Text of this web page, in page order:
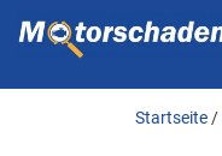
Startseite /